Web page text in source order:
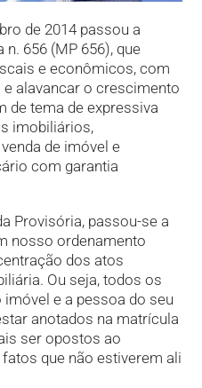
de 2014 passou a
656 (MP 656), que
e econômicos, com
alavancar o crescimento
de tema de expressiva
imobiliários,
de imóvel e
com garantia
Provisória, passou-se a
nosso ordenamento
dos atos
Ou seja, todos os
e a pessoa do seu
anotados na matrícula
ser opostos ao
que não estiverem ali